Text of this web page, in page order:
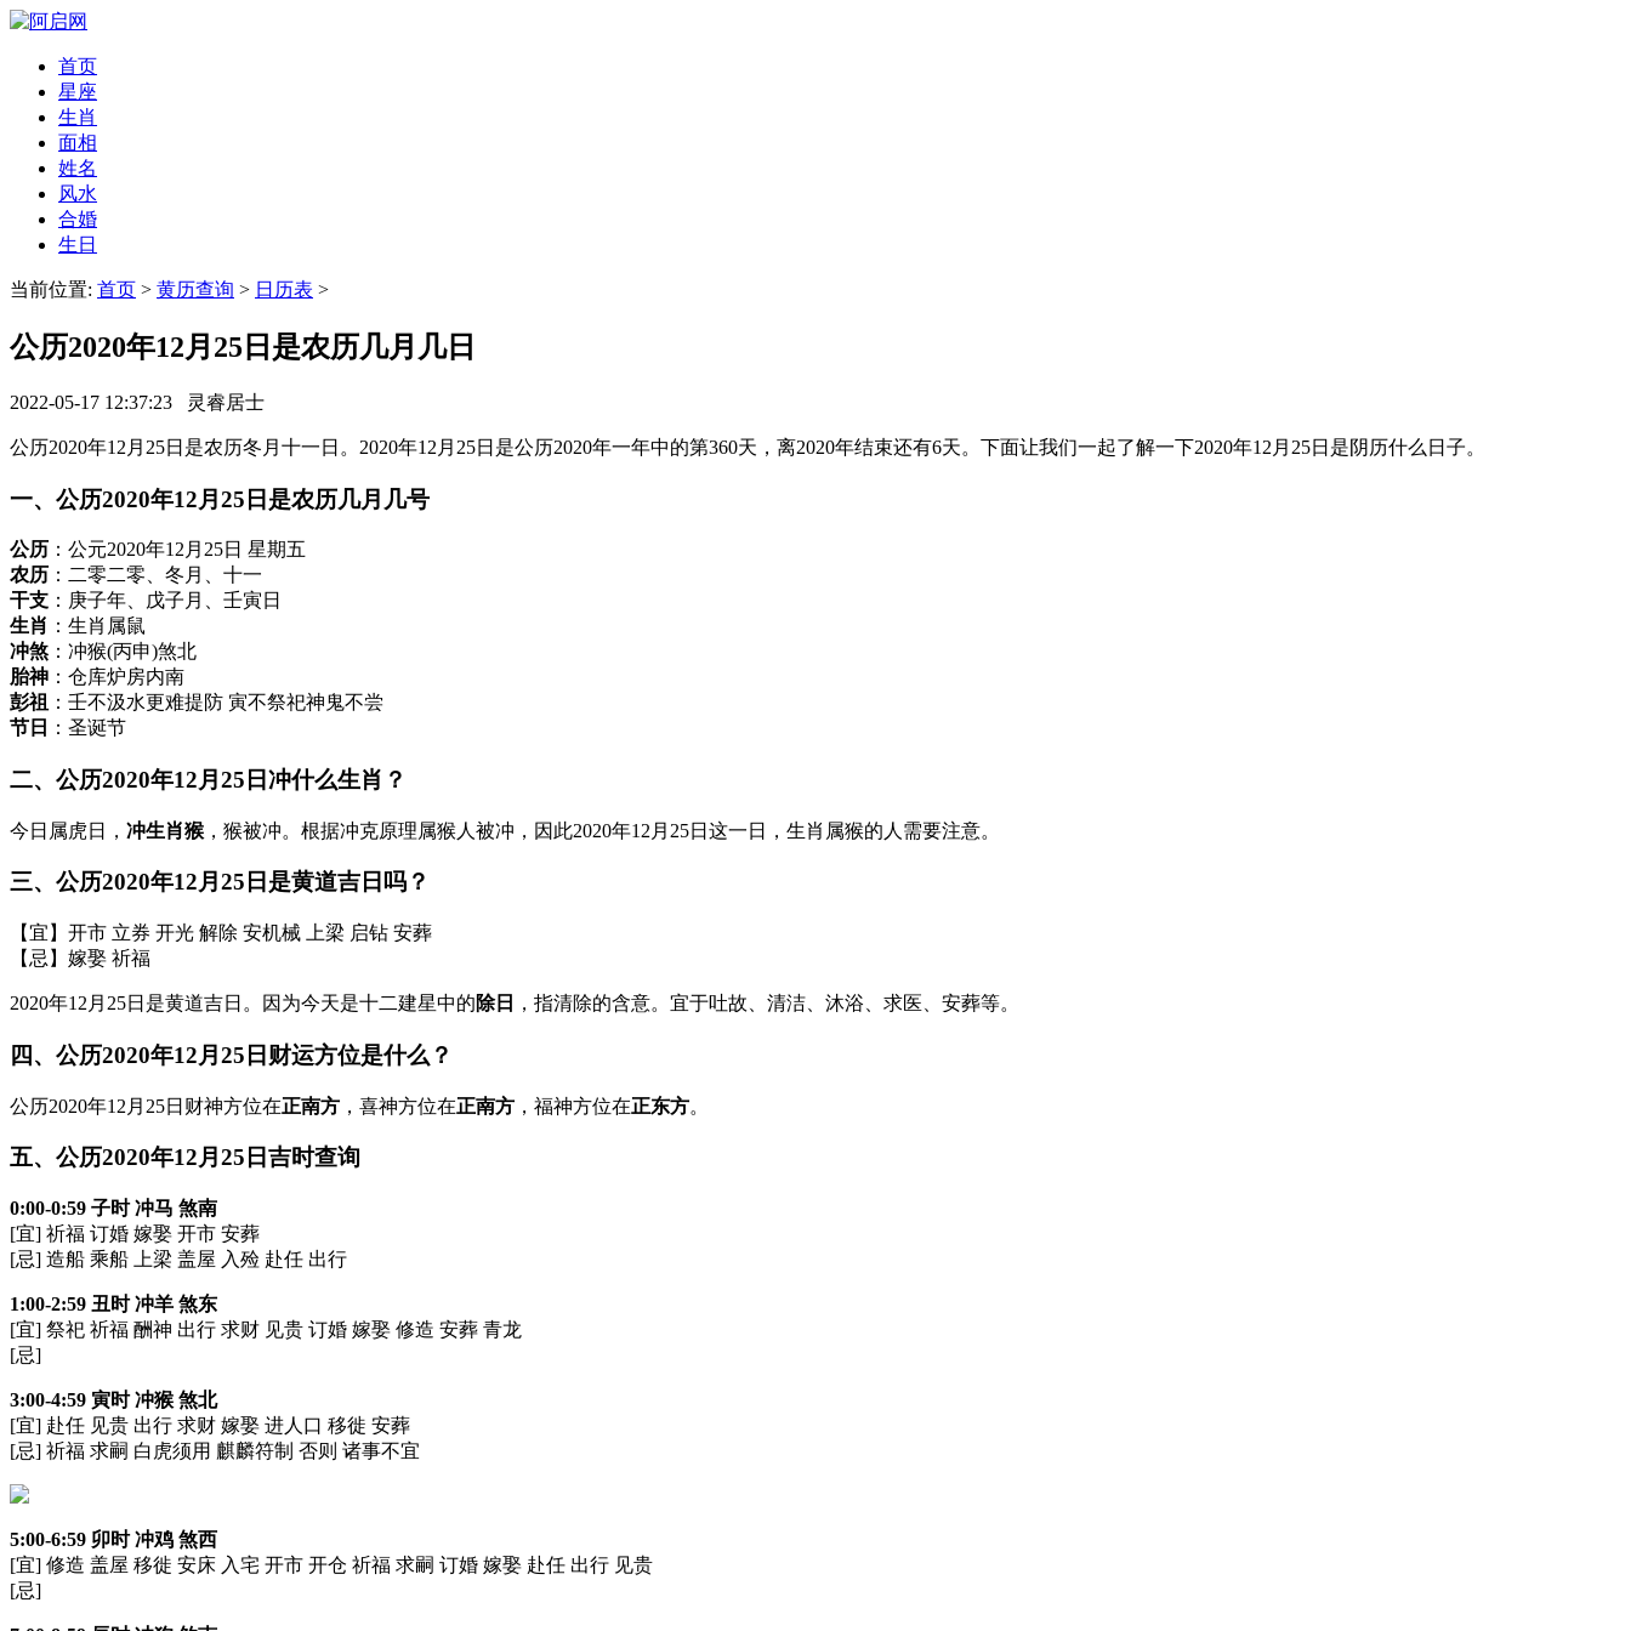
首页
星座
生肖
面相
姓名
风水
合婚
生日
当前位置: 首页 > 黄历查询 > 日历表 >
公历2020年12月25日是农历几月几日
2022-05-17 12:37:23 灵睿居士
公历2020年12月25日是农历冬月十一日。2020年12月25日是公历2020年一年中的第360天，离2020年结束还有6天。下面让我们一起了解一下2020年12月25日是阴历什么日子。
一、公历2020年12月25日是农历几月几号
公历 ：公元2020年12月25日 星期五
农历 ：二零二零、冬月、十一
干支 ：庚子年、戊子月、壬寅日
生肖 ：生肖属鼠
冲煞 ：冲猴(丙申)煞北
胎神 ：仓库炉房内南
彭祖 ：壬不汲水更难提防 寅不祭祀神鬼不尝
节日
：圣诞节
二、公历2020年12月25日冲什么生肖？
今日属虎日， 冲生肖猴 ，猴被冲。根据冲克原理属猴人被冲，因此2020年12月25日这一日，生肖属猴的人需要注意。
三、公历2020年12月25日是黄道吉日吗？
【宜】开市 立券 开光 解除 安机械 上梁 启钻 安葬
【忌】嫁娶 祈福
2020年12月25日是黄道吉日。因为今天是十二建星中的除日 ，指清除的含意。宜于吐故、清洁、沐浴、求医、安葬等。
四、公历2020年12月25日财运方位是什么？
公历2020年12月25日财神方位在正南方 ，喜神方位在正南方 ，福神方位在正东方。
五、公历2020年12月25日吉时查询
0:00-0:59 子时 冲马 煞南
[宜] 祈福 订婚 嫁娶 开市 安葬
[忌] 造船 乘船 上梁 盖屋 入殓 赴任 出行
1:00-2:59 丑时 冲羊 煞东
[宜] 祭祀 祈福 酬神 出行 求财 见贵 订婚 嫁娶 修造 安葬 青龙
[忌]
3:00-4:59 寅时 冲猴 煞北
[宜] 赴任 见贵 出行 求财 嫁娶 进人口 移徙 安葬
[忌] 祈福 求嗣 白虎须用 麒麟符制 否则 诸事不宜
5:00-6:59 卯时 冲鸡 煞西
[宜] 修造 盖屋 移徙 安床 入宅 开市 开仓 祈福 求嗣 订婚 嫁娶 赴任 出行 见贵
[忌]